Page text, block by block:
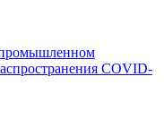
промышленном
COVID-